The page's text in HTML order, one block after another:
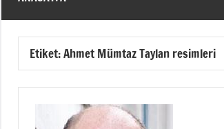
Etiket:Ahmet Mümtaz Taylan resimleri